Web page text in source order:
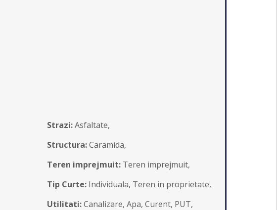
Strazi:Asfaltate,
Structura:Caramida,
Teren imprejmuit:Teren imprejmuit,
Tip Curte:Individuala, Teren in proprietate,
Utilitati:Canalizare, Apa, Curent, PUT,